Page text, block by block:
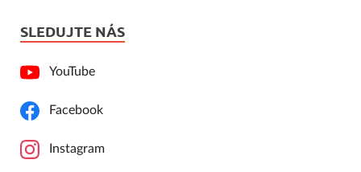
SLEDUJTE NÁS
YouTube
Facebook
Instagram